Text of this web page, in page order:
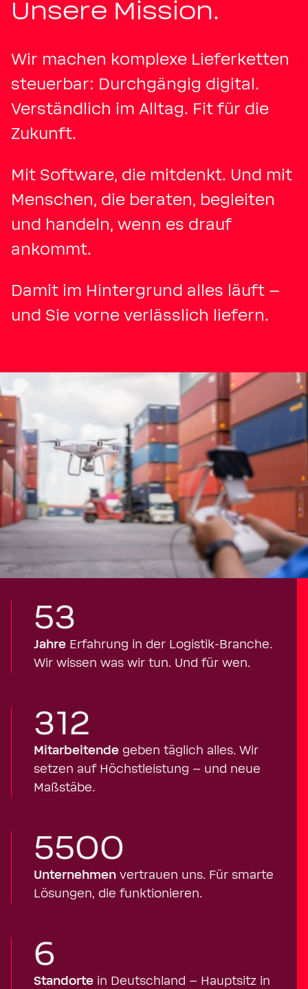
Unsere Mission.
Wir machen komplexe Lieferketten
steuerbar: Durchgängig digital.
Verständlich im Alltag. Fit für die
Zukunft.
Mit Software, die mitdenkt. Und mit
Menschen, die beraten, begleiten
und handeln, wenn es drauf
ankommt.
Damit im Hintergrund alles läuft –
und Sie vorne verlässlich liefern.
53
Jahre Erfahrung in der Logistik-Branche.
Wir wissen was wir tun. Und für wen.
312
Mitarbeitende geben täglich alles. Wir
setzen auf Höchstleistung – und neue
Maßstäbe.
5500
Unternehmen vertrauen uns. Für smarte
Lösungen, die funktionieren.
6
Standorte in Deutschland – Hauptsitz in